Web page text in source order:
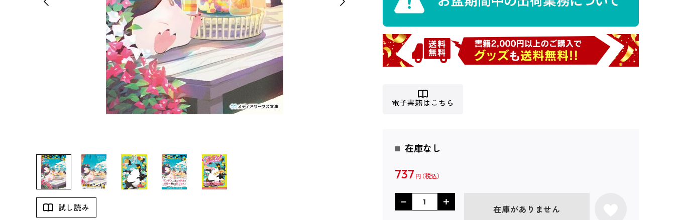
試し読み
電子書籍はこちら
在庫なし
737 円
在庫がありません